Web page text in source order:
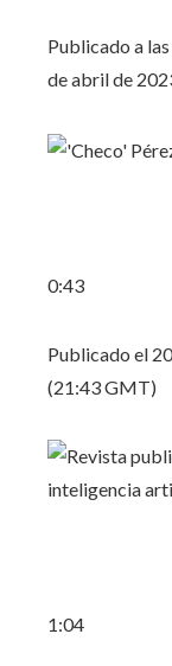
Publicado a
de abril de
0:43
Publicado el
(21:43 GMT)
1:04